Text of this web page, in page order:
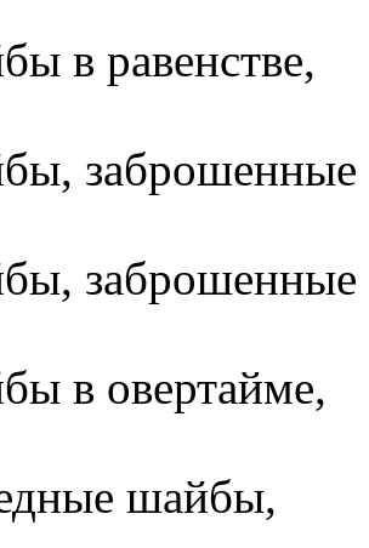
в равенстве,
заброшенные
заброшенные
в овертайме,
шайбы,